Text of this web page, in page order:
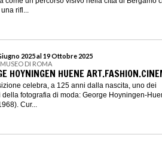
rifl...
2025 al 19 Ottobre 2025
DI ROMA
HOYNINGEN HUENE
celebra, a 125 anni dalla nascita, uno dei
della fotografia di moda: George Hoyningen-
Cur...